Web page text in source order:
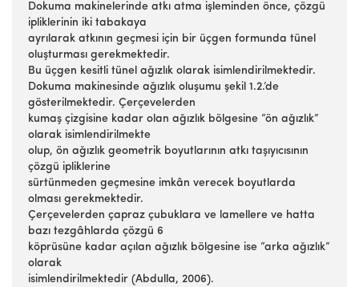
Dokuma makinelerinde atkı atma işleminden önce, çözgü
ipliklerinin iki tabakaya
ayrılarak atkının geçmesi için bir üçgen formunda tünel
oluşturması gerekmektedir.
Bu üçgen kesitli tünel ağızlık olarak isimlendirilmektedir.
Dokuma makinesinde ağızlık oluşumu şekil 1.2.’de
gösterilmektedir. Çerçevelerden
kumaş çizgisine kadar olan ağızlık bölgesine “ön ağızlık”
olarak isimlendirilmekte
olup, ön ağızlık geometrik boyutlarının atkı taşıyıcısının
çözgü ipliklerine
sürtünmeden geçmesine imkân verecek boyutlarda
olması gerekmektedir.
Çerçevelerden çapraz çubuklara ve lamellere ve hatta
bazı tezgâhlarda çözgü 6
köprüsüne kadar açılan ağızlık bölgesine ise “arka ağızlık”
olarak
isimlendirilmektedir (Abdulla, 2006).